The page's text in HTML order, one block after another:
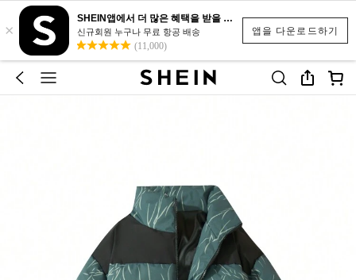
앱을 다운로드하기
×
SHEIN앱에서 더 많은 혜택을 받을 수 있어요.
신규회원 누구나 무료 항공 배송
(11,000)